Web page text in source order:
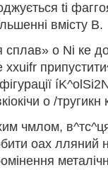
ti
вмісту В.
сплав» o Ni ке
xxuifr
о /
чмлом,
оах лляний